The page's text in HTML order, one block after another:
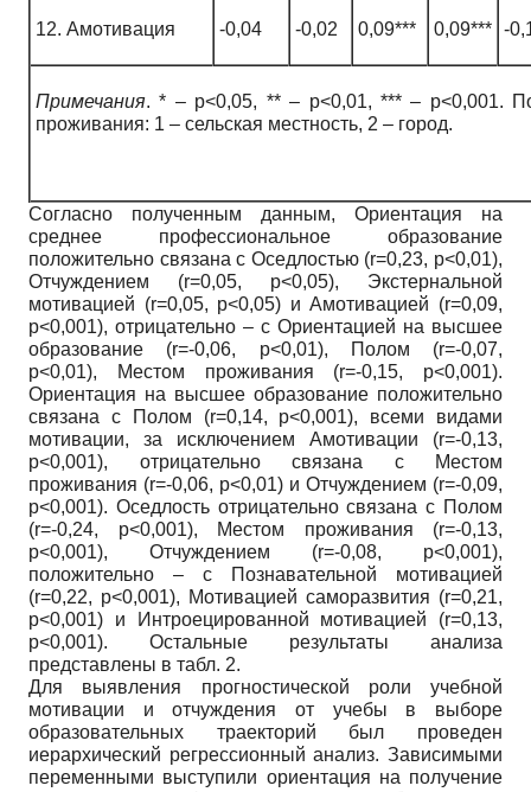
12. Амотивация -0,04 -0,02 0,09*** 0,09*** -
Примечания. * – p<0,05, ** – p<0,01, *** – p<0,001.
проживания: 1 – сельская местность, 2 – город.
Согласно полученным данным, Ориентация на
среднее профессиональное образование
положительно связана с Оседлостью (r=0,23, p<0,01),
Отчуждением (r=0,05, p<0,05), Экстернальной
мотивацией (r=0,05, p<0,05) и Амотивацией (r=0,09,
p<0,001), отрицательно – с Ориентацией на высшее
образование (r=-0,06, p<0,01), Полом (r=-0,07,
p<0,01), Местом проживания (r=-0,15, p<0,001).
Ориентация на высшее образование положительно
связана с Полом (r=0,14, p<0,001), всеми видами
мотивации, за исключением Амотивации (r=-0,13,
p<0,001), отрицательно связана с Местом
проживания (r=-0,06, p<0,01) и Отчуждением (r=-0,09,
p<0,001). Оседлость отрицательно связана с Полом
(r=-0,24, p<0,001), Местом проживания (r=-0,13,
p<0,001), Отчуждением (r=-0,08, p<0,001),
положительно – с Познавательной мотивацией
(r=0,22, p<0,001), Мотивацией саморазвития (r=0,21,
p<0,001) и Интроецированной мотивацией (r=0,13,
p<0,001). Остальные результаты анализа
представлены в табл. 2.
Для выявления прогностической роли учебной
мотивации и отчуждения от учебы в выборе
образовательных траекторий был проведен
иерархический регрессионный анализ. Зависимыми
переменными выступили ориентация на получение